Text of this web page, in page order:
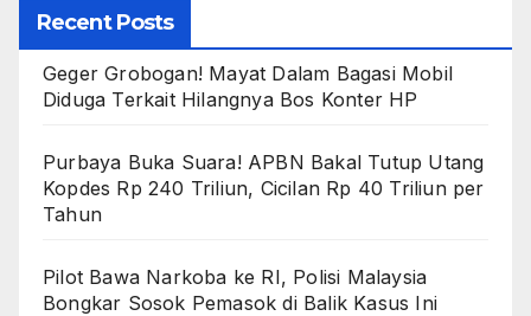
Recent Posts
Geger Grobogan! Mayat Dalam Bagasi Mobil
Diduga Terkait Hilangnya Bos Konter HP
Purbaya Buka Suara! APBN Bakal Tutup Utang
Kopdes Rp 240 Triliun, Cicilan Rp 40 Triliun per
Tahun
Pilot Bawa Narkoba ke RI, Polisi Malaysia
Bongkar Sosok Pemasok di Balik Kasus Ini